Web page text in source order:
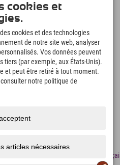
aperçu
4.634km
Pistes de ski et de
snowboard
de
cookies et
cookies et des technologies
de notre site web, analyser
Vos données peuvent
tiers (par exemple, aux États-Unis).
et peut être retiré à tout moment.
notre politique de
articles nécessaires